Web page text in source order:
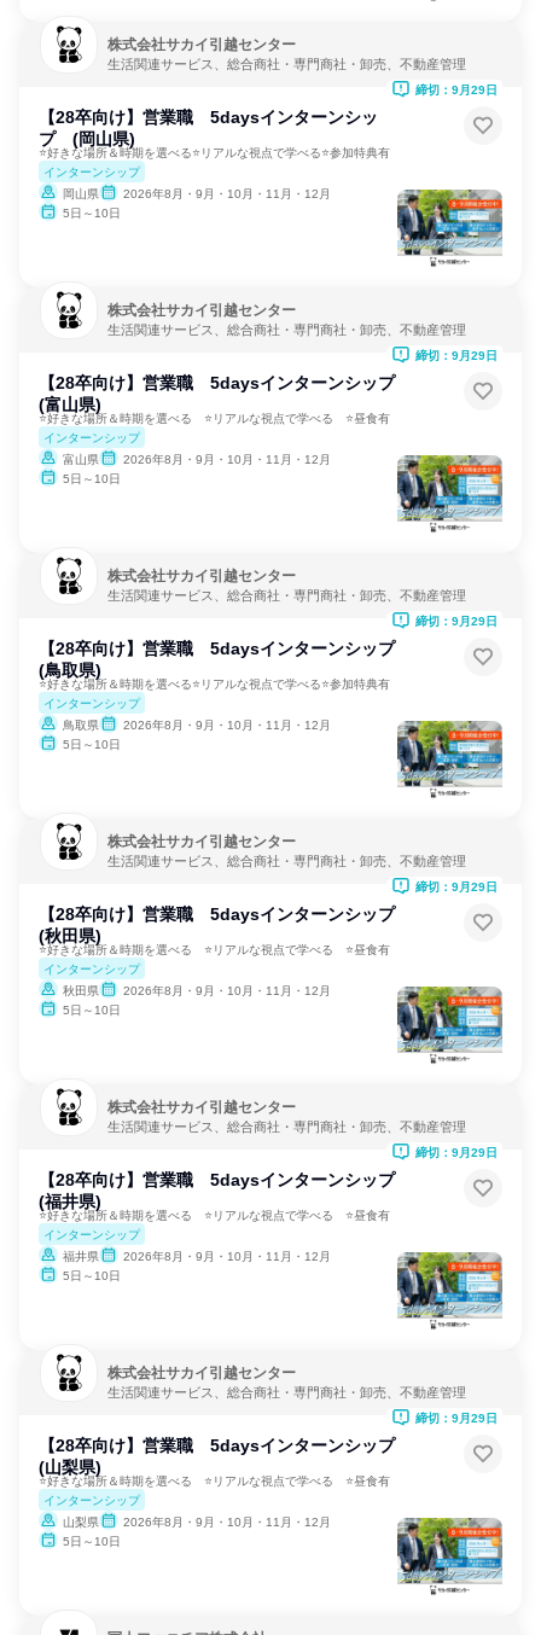
株式会社サカイ引越センター
生活関連サービス、総合商社・専門商社・卸売、不動産管理
【28卒向け】営業職 5daysインターンシッ
プ (岡山県)
⭐好きな場所＆時期を選べる⭐リアルな視点で学べる⭐参加特典有
インターンシップ
岡山県
2026年8月・9月・10月・11月・12月
5日～10日
締切：9月29日
株式会社サカイ引越センター
生活関連サービス、総合商社・専門商社・卸売、不動産管理
【28卒向け】営業職 5daysインターンシップ
(富山県)
⭐好きな場所＆時期を選べる ⭐リアルな視点で学べる ⭐昼食有
インターンシップ
富山県
2026年8月・9月・10月・11月・12月
5日～10日
締切：9月29日
株式会社サカイ引越センター
生活関連サービス、総合商社・専門商社・卸売、不動産管理
【28卒向け】営業職 5daysインターンシップ
(鳥取県)
⭐好きな場所＆時期を選べる⭐リアルな視点で学べる⭐参加特典有
インターンシップ
鳥取県
2026年8月・9月・10月・11月・12月
5日～10日
締切：9月29日
株式会社サカイ引越センター
生活関連サービス、総合商社・専門商社・卸売、不動産管理
【28卒向け】営業職 5daysインターンシップ
(秋田県)
⭐好きな場所＆時期を選べる ⭐リアルな視点で学べる ⭐昼食有
インターンシップ
秋田県
2026年8月・9月・10月・11月・12月
5日～10日
締切：9月29日
株式会社サカイ引越センター
生活関連サービス、総合商社・専門商社・卸売、不動産管理
【28卒向け】営業職 5daysインターンシップ
(福井県)
⭐好きな場所＆時期を選べる ⭐リアルな視点で学べる ⭐昼食有
インターンシップ
福井県
2026年8月・9月・10月・11月・12月
5日～10日
締切：9月29日
株式会社サカイ引越センター
生活関連サービス、総合商社・専門商社・卸売、不動産管理
【28卒向け】営業職 5daysインターンシップ
(山梨県)
⭐好きな場所＆時期を選べる ⭐リアルな視点で学べる ⭐昼食有
インターンシップ
山梨県
2026年8月・9月・10月・11月・12月
5日～10日
締切：9月29日